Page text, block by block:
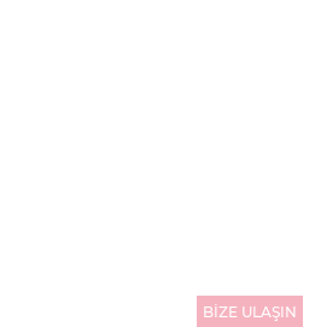
BİZE ULAŞIN